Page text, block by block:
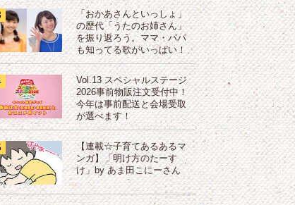
「おかあさんといっしょ」
の歴代「うたのお姉さん」
を振り返ろう。ママ・パパ
も知ってる歌がいっぱい！
Vol.13 スペシャルステージ
2026事前物販注文受付中！
今年は事前配送と会場受取
が選べます！
【連載☆子育てあるあるマ
ンガ】「明け方のたーす
け」by あま田こにーさん